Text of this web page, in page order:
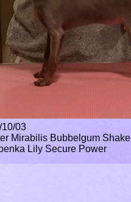
10/03
Mirabilis Bubbelgum Shake
Lily Secure Power